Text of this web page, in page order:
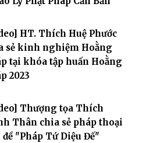
HT. Thích Huệ Phước
sẻ kinh nghiệm Hoằng
tại khóa tập huấn Hoằng
2023
Thượng tọa Thích
Thân chia sẻ pháp thoại
đề "Pháp Tứ Diệu Đế"